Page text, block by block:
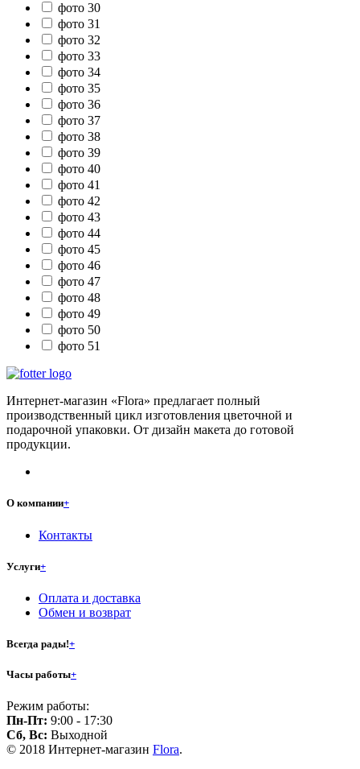
фото 30
фото 31
фото 32
фото 33
фото 34
фото 35
фото 36
фото 37
фото 38
фото 39
фото 40
фото 41
фото 42
фото 43
фото 44
фото 45
фото 46
фото 47
фото 48
фото 49
фото 50
фото 51
Интернет-магазин «Flora» предлагает полный
производственный цикл изготовления цветочной и
подарочной упаковки. От дизайн макета до готовой
продукции.
О компании+
Контакты
Услуги+
Оплата и доставка
Обмен и возврат
Всегда рады!+
Часы работы+
Режим работы:
Пн-Пт: 9:00 - 17:30
Сб, Вс: Выходной
© 2018 Интернет-магазин Flora.